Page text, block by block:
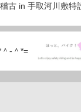
古 in 手取河川敷特
-＾*=